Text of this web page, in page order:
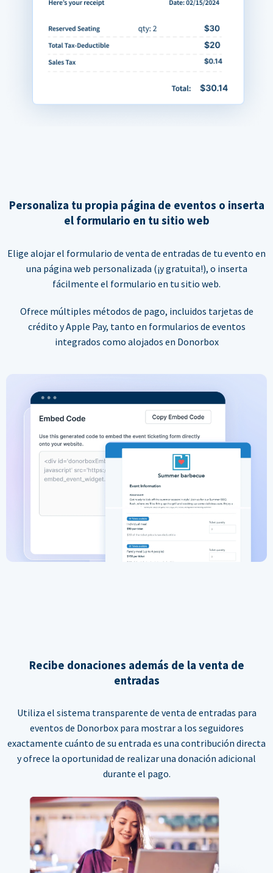
Personaliza tu propia página de eventos o inserta
el formulario en tu sitio web
Elige alojar el formulario de venta de entradas de tu evento en
una página web personalizada (¡y gratuita!), o inserta
fácilmente el formulario en tu sitio web.
Ofrece múltiples métodos de pago, incluidos tarjetas de
crédito y Apple Pay, tanto en formularios de eventos
integrados como alojados en Donorbox
Recibe donaciones además de la venta de
entradas
Utiliza el sistema transparente de venta de entradas para
eventos de Donorbox para mostrar a los seguidores
exactamente cuánto de su entrada es una contribución directa
y ofrece la oportunidad de realizar una donación adicional
durante el pago.